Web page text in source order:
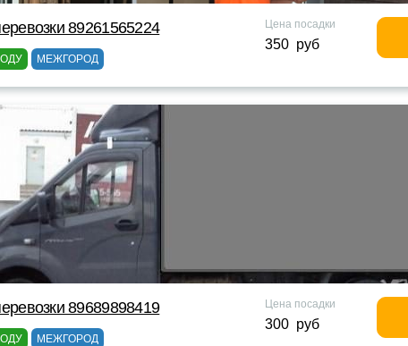
89261565224
МЕЖГОРОД
Цена посадки
350 руб
89689898419
МЕЖГОРОД
Цена посадки
300 руб